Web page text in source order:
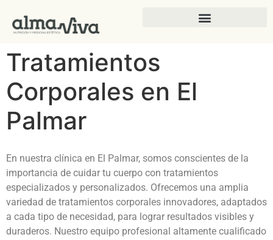
Tratamientos
Corporales en El
Palmar
En nuestra clínica en El Palmar, somos conscientes de la
importancia de cuidar tu cuerpo con tratamientos
especializados y personalizados. Ofrecemos una amplia
variedad de tratamientos corporales innovadores, adaptados
a cada tipo de necesidad, para lograr resultados visibles y
duraderos. Nuestro equipo profesional altamente cualificado